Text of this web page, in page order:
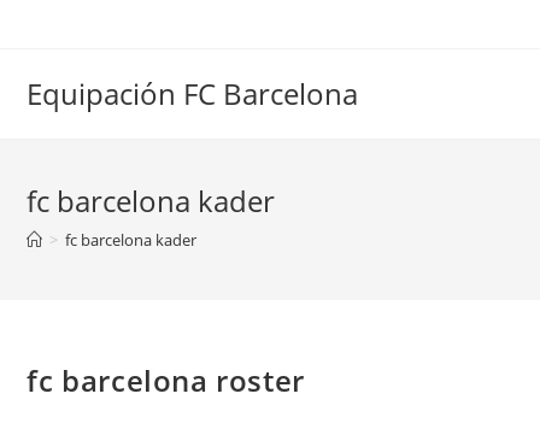
Equipación FC Barcelona
fc barcelona kader
> fc barcelona kader
fc barcelona roster